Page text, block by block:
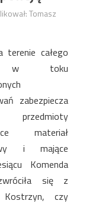
Tomasz
terenie całego
w toku
zabezpiecza
przedmioty
materiał
i mające
Komenda
się z
czy